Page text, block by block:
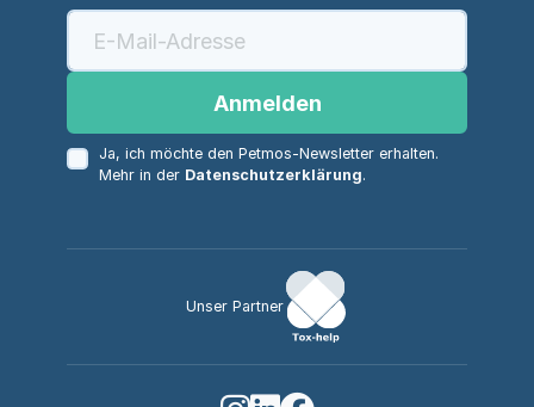
Anmelden
Ja, ich möchte den Petmos-Newsletter erhalten.
Mehr in der Datenschutzerklärung.
Unser Partner